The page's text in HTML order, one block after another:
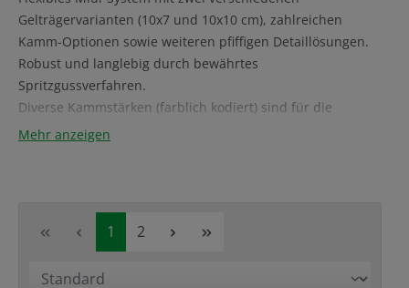
Gelträgervarianten (10x7 und 10x10 cm), zahlreichen
Kamm-Optionen sowie weiteren pfiffigen Detaillösungen.
Robust und langlebig durch bewährtes
Spritzgussverfahren.
Diverse Kammstärken (farblich kodiert) sind für die
verschiedenen EasyPhor Midi Kammern verfügbar.
diverses Zubehör für die Elektrophorese wie z. B.
Kühlelemente, Beladungshilfen, Nivelliertische,
Mehr anzeigen
Seite
1 Seite
2